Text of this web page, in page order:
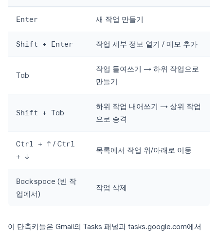
Enter 새 작업 만들기
Shift + Enter 작업 세부 정보 열기 / 메모 추가
Tab
작업 들여쓰기 → 하위 작업으로
만들기
Shift + Tab
하위 작업 내어쓰기 → 상위 작업
으로 승격
Ctrl + ↑ / Ctrl
+ ↓
목록에서 작업 위/아래로 이동
Backspace (빈 작
업에서)
작업 삭제
이 단축키들은 Gmail의 Tasks 패널과 tasks.google.com에서